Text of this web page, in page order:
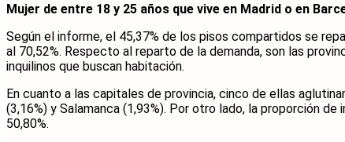
Mujer de entre 18 y 25 años que vive en Madrid o en
Según el informe, el 45,37% de los pisos compartidos se
al 70,52%. Respecto al reparto de la demanda, son las
inquilinos que buscan habitación.
En cuanto a las capitales de provincia, cinco de ellas
(3,16%) y Salamanca (1,93%). Por otro lado, la proporción de
50,80%.